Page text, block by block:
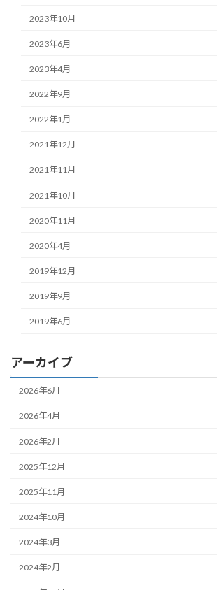
2023年10月
2023年6月
2023年4月
2022年9月
2022年1月
2021年12月
2021年11月
2021年10月
2020年11月
2020年4月
2019年12月
2019年9月
2019年6月
アーカイブ
2026年6月
2026年4月
2026年2月
2025年12月
2025年11月
2024年10月
2024年3月
2024年2月